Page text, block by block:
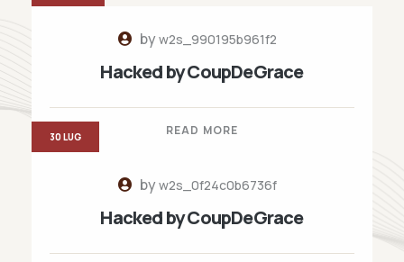
byw2s_990195b961f2
Hacked by CoupDeGrace
READ MORE
byw2s_0f24c0b6736f
Hacked by CoupDeGrace
30 LUG